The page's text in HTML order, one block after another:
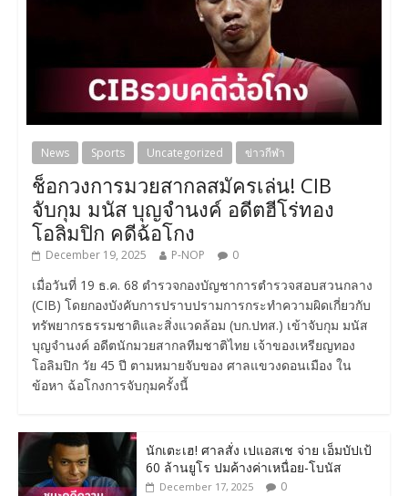
News Sports Uncategorized ข่าวกีฬา
ช็อกวงการมวยสากลสมัครเล่น! CIB
จับกุม มนัส บุญจำนงค์ อดีตฮีโร่ทอง
โอลิมปิก คดีฉ้อโกง
December 19, 2025 P-NOP 0
เมื่อวันที่ 19 ธ.ค. 68 ตำรวจกองบัญชาการตำรวจสอบสวนกลาง
(CIB) โดยกองบังคับการปราบปรามการกระทำความผิดเกี่ยวกับ
ทรัพยากรธรรมชาติและสิ่งแวดล้อม (บก.ปทส.) เข้าจับกุม มนัส
บุญจำนงค์ อดีตนักมวยสากลทีมชาติไทย เจ้าของเหรียญทอง
โอลิมปิก วัย 45 ปี ตามหมายจับของ ศาลแขวงดอนเมือง ใน
ข้อหา ฉ้อโกงการจับกุมครั้งนี้
นักเตะเฮ! ศาลสั่ง เปแอสเช จ่าย เอ็มบัปเป้
60 ล้านยูโร ปมค้างค่าเหนื่อย-โบนัส
December 17, 2025 0